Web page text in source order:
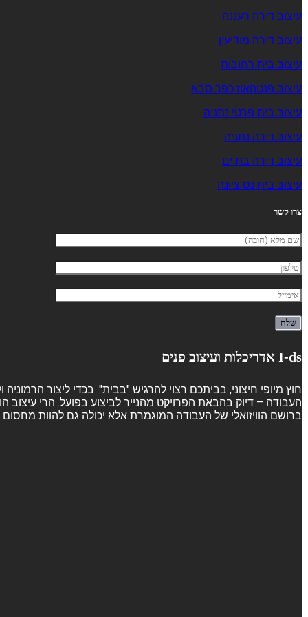
עיצוב דירה רעננה
עיצוב דירה מודיעין
עיצוב בית רחובות
עיצוב פנטהאוז כפר סבא
עיצוב בית פרטי נתניה
עיצוב דירה נתניה
עיצוב דירה בת ים
עיצוב בית נס ציונה
צרו קשר
I-ds אדריכלות ועיצוב פנים
חוץ מיופי חיצוני, בביתכם רצוי להרגיש "בבית". בכדי ליצור
העבודה – דיוק בהבאת הפרויקט מהנייר לביצוע בפועל. הרי
ברושם הוויזואלי של העבודה המוגמרת אלא יכולה גם להוות